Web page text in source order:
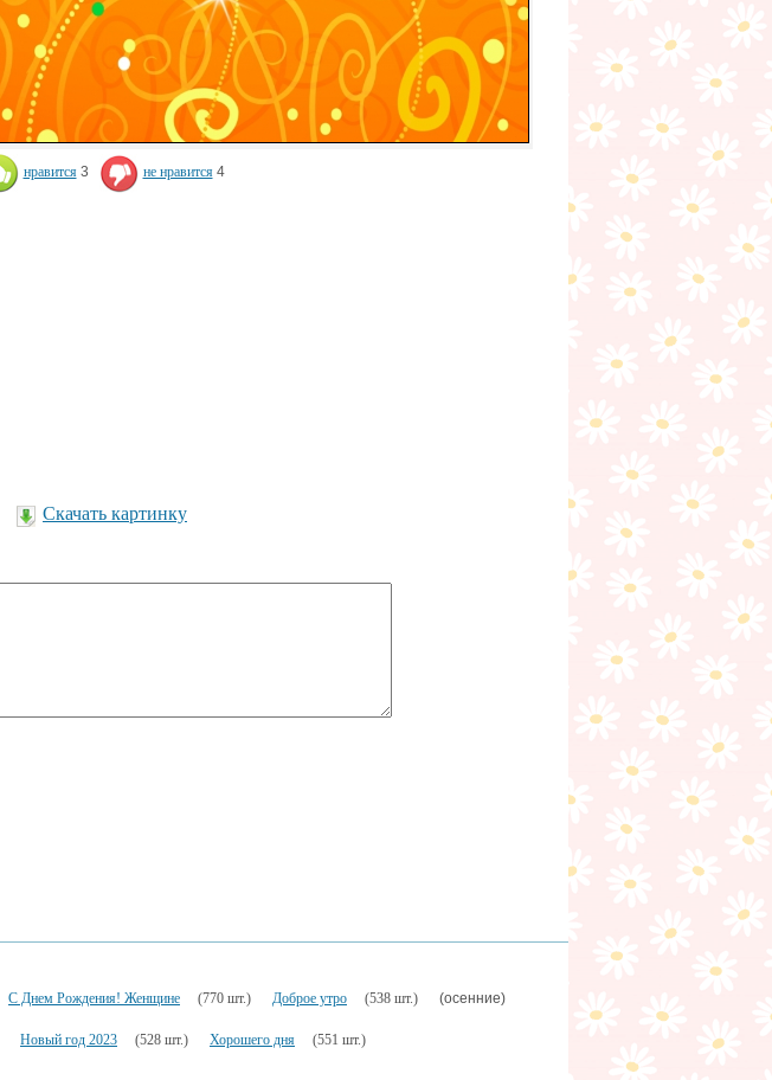
нравится 3 не нравится 4
Скачать картинку
С Днем Рождения! Женщине (770 шт.) Доброе утро (538 шт.) (осенние)
Новый год 2023 (528 шт.) Хорошего дня (551 шт.)